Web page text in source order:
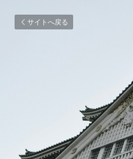
サイトへ戻る